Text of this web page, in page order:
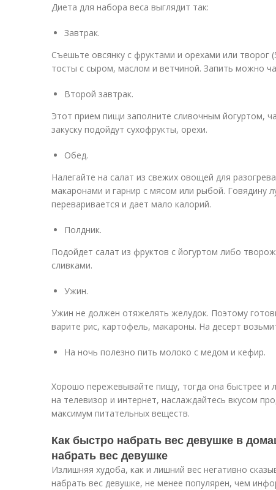
Диета для набора веса выглядит так:
Завтрак.
Съешьте овсянку с фруктами и орехами или творог
тосты с сыром, маслом и ветчиной. Запить можно
Второй завтрак.
Этот прием пищи заполните сливочным йогуртом,
закуску подойдут сухофрукты, орехи.
Обед.
Налегайте на салат из свежих овощей для
макаронами и гарнир с мясом или рыбой. Говядину
переваривается и дает мало калорий.
Полдник.
Подойдет салат из фруктов с йогуртом либо
сливками.
Ужин.
Ужин не должен отяжелять желудок. Поэтому
варите рис, картофель, макароны. На десерт
На ночь полезно пить молоко с медом и кефир.
Хорошо пережевывайте пищу, тогда она быстрее и
на телевизор и интернет, наслаждайтесь вкусом
максимум питательных веществ.
Как быстро набрать вес девушке в
набрать вес девушке
Излишняя худоба, как и лишний вес негативно
набрать вес девушке, не менее популярен, чем